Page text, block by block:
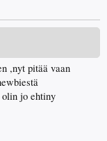
,nyt pitää vaan
olin jo ehtiny